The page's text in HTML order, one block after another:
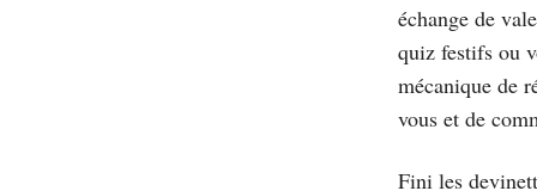
échange de
quiz festifs ou
mécanique de
vous et de
Fini les